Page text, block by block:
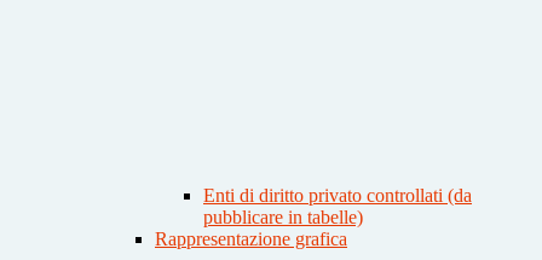
Enti di diritto privato controllati (da
pubblicare in tabelle)
Rappresentazione grafica